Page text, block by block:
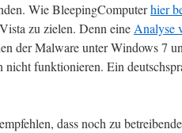
Wie BleepingComputerhier
zu zielen. Denn eine Analyse
der Malware unter Windows 7
nicht funktionieren. Ein
dass noch zu